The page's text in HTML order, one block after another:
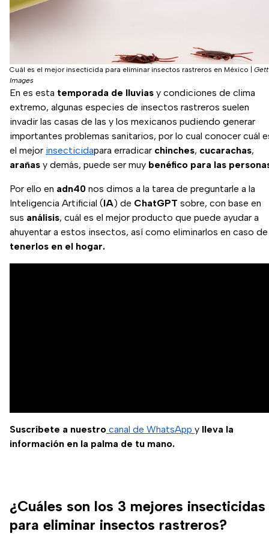
Cuál es el mejor insecticida para eliminar insectos rastreros en México |
Images
En es esta temporada de lluvias y condiciones de clima
extremo, algunas especies de insectos rastreros suelen
invadir las casas de las y los mexicanos pudiendo generar
importantes problemas sanitarios, por lo cual conocer cuál
el mejor insecticidapara erradicar chinches, cucarachas,
arañas y demás, puede ser muy benéfico para las
Por ello en adn40 nos dimos a la tarea de preguntarle a la
Inteligencia Artificial (IA) de ChatGPT sobre, con base en
sus análisis, cuál es el mejor producto que puede ayudar a
ahuyentar a estos insectos, así como eliminarlos en caso de
tenerlos en el hogar.
Suscríbete a nuestro canal de WhatsApp y lleva la
información en la palma de tu mano.
¿Cuáles son los 3 mejores insecticidas
para eliminar insectos rastreros?